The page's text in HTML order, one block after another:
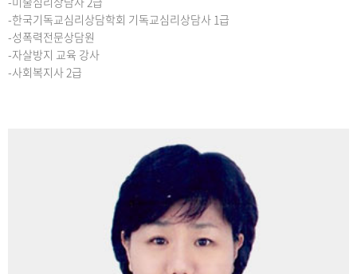
-한국기독교심리상담학회 기독교심리상담사 1급
-성폭력전문상담원
-자살방지 교육 강사
-사회복지사 2급